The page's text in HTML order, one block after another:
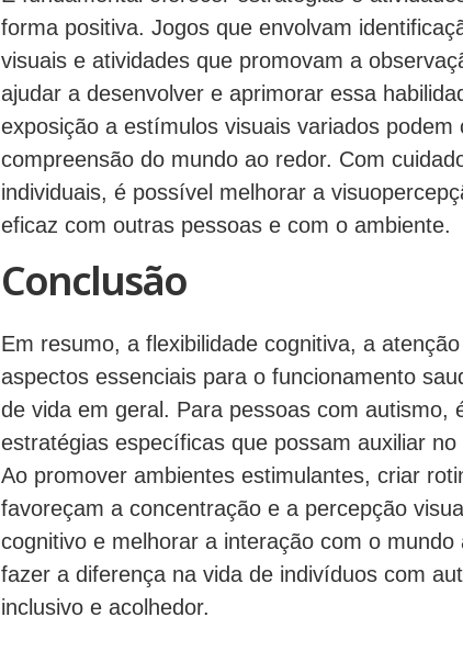
forma positiva. Jogos que envolvam
visuais e atividades que promovam a
ajudar a desenvolver e aprimorar essa
exposição a estímulos visuais variados
compreensão do mundo ao redor. Com
individuais, é possível melhorar a
eficaz com outras pessoas e com o ambiente.
Conclusão
Em resumo, a flexibilidade cognitiva, a
aspectos essenciais para o funcionamento
de vida em geral. Para pessoas com autismo,
estratégias específicas que possam auxiliar
Ao promover ambientes estimulantes, criar
favoreçam a concentração e a percepção
cognitivo e melhorar a interação com o
fazer a diferença na vida de indivíduos com
inclusivo e acolhedor.